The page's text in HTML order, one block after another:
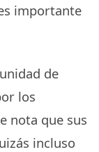
importante
de
los
nota que sus
incluso